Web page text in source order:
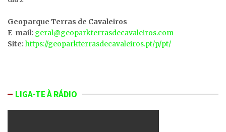
Geoparque Terras de Cavaleiros
E-mail: geral@geoparkterrasdecavaleiros.com
Site: https://geoparkterrasdecavaleiros.pt/p/pt/
LIGA-TE À RÁDIO